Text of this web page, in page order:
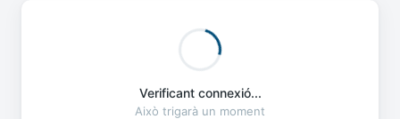
Verificant connexió...
Això trigarà un moment